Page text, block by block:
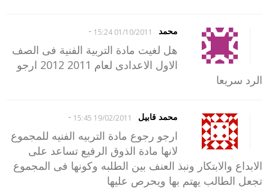
محمد 01/10/2011 15:24
-
هل لغيت مادة التربية الفنية فى الصف
الاول الاعدادى لعام 2011 2012 ارجو
الرد سريعا
محمد قابيل 19/02/2011 15:45
-
ارجو رجوع مادة التربيه الفنيه للمجموع
لانها مادة الذوق الرفيع تساعد على
الابداع والابتكار ونبذ العنف بين الطلبه وكونها فى المجموع
تجعل الطالب يهتم بها ويحرص عليها